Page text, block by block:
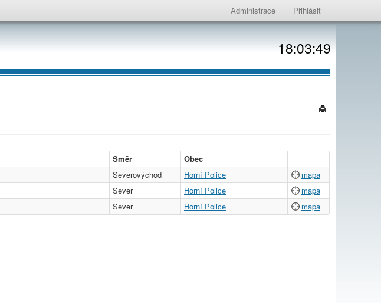
Administrace Přihlásit
18:03:49
Směr
Obec
Severovýchod Horní Police
mapa
Sever Horní Police
mapa
Sever Horní Police mapa